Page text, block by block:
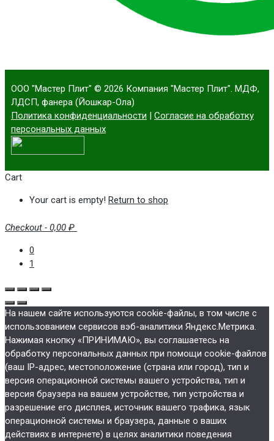
ООО "Мастер Плит" © 2026 Компания "Мастер Плит". МДФ,
ЛДСП, фанера (Йошкар-Ола)
Политика конфиденциальности | Согласие на обработку
персональных данных
Cart
Your cart is empty! Return to shop
Checkout - 0,00 ₽
0
1
На нашем сайте используются cookie-файлы, в том числе с
использованием сервисов вэб-аналитики Яндекс.Метрика.
Нажимая кнопку «ПРИНИМАЮ», вы соглашаетесь на
обработку персональных данных при помощи cookie-файлов
(ваш IP-адрес, местоположение (страна или город), тип и
версия операционной системы вашего устройства, тип и
версия браузера на вашем устройстве, тип устройства и
разрешение его дисплея, источник вашего трафика, язык
операционной системы и браузера, данные о ваших
действиях в интернете) в целях аналитики поведения